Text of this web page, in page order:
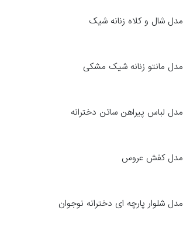
مدل شال و کلاه زنانه شیک
مدل مانتو زنانه شیک مشکی
مدل لباس پیراهن ساتن دخترانه
مدل کفش عروس
مدل شلوار پارچه ای دخترانه نوجوان